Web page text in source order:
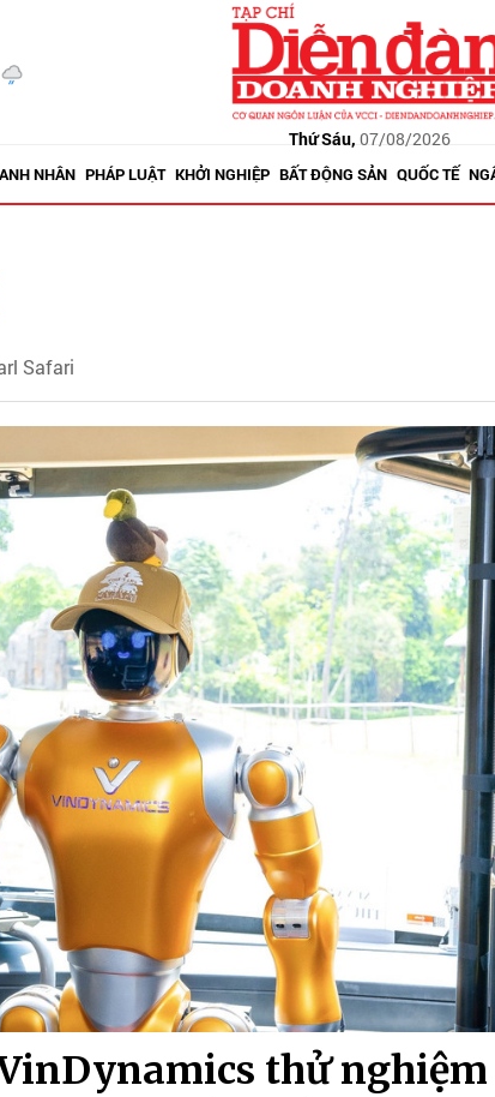
Thứ Sáu, 07/08/2026
NHÂN PHÁP LUẬT KHỞI NGHIỆP BẤT ĐỘNG SẢN QUỐC TẾ
Safari
thử nghiệm